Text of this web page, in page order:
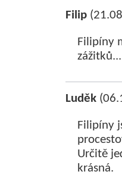
Filip
Filipíny
zážitků...
Luděk
Filipíny
Určitě
krásná.